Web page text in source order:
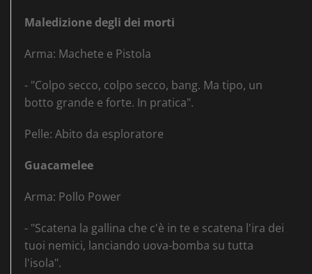
Maledizione degli dei morti
Arma: Machete e Pistola
- "Colpo secco, colpo secco, bang. Ma tipo, un
botto grande e forte. In pratica".
Pelle: Abito da esploratore
Guacamelee
Arma: Pollo Power
- "Scatena la gallina che c'è in te e scatena l'ira dei
tuoi nemici, lanciando uova-bomba su tutta
l'isola".